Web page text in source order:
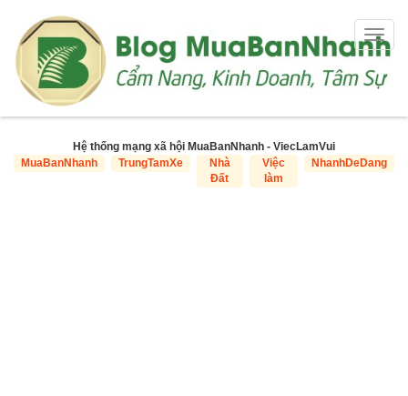
Hệ thống mạng xã hội MuaBanNhanh - ViecLamVui
MuaBanNhanh
TrungTamXe
Nhà
Đất
Việc
làm
NhanhDeDang